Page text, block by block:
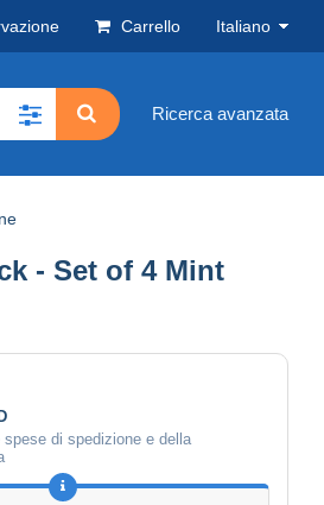
Carrello Italiano
Ricerca avanzata
- Set of 4 Mint
spese di spedizione e della